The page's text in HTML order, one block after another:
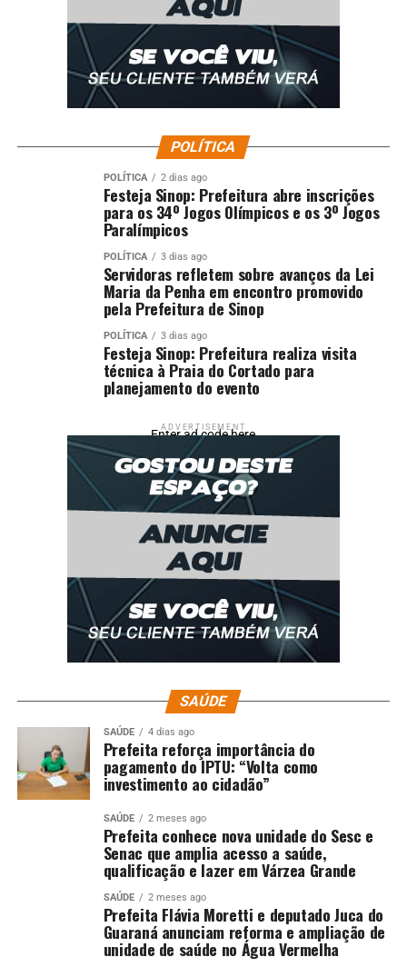
POLÍTICA
POLÍTICA 2 dias ago
Festeja Sinop: Prefeitura abre inscrições
para os 34º Jogos Olímpicos e os 3º Jogos
Paralímpicos
POLÍTICA 3 dias ago
Servidoras refletem sobre avanços da Lei
Maria da Penha em encontro promovido
pela Prefeitura de Sinop
POLÍTICA 3 dias ago
Festeja Sinop: Prefeitura realiza visita
técnica à Praia do Cortado para
planejamento do evento
ADVERTISEMENT
Enter ad code here
SAÚDE
SAÚDE 4 dias ago
Prefeita reforça importância do
pagamento do IPTU: “Volta como
investimento ao cidadão”
SAÚDE 2 meses ago
Prefeita conhece nova unidade do Sesc e
Senac que amplia acesso a saúde,
qualificação e lazer em Várzea Grande
SAÚDE 2 meses ago
Prefeita Flávia Moretti e deputado Juca do
Guaraná anunciam reforma e ampliação de
unidade de saúde no Água Vermelha